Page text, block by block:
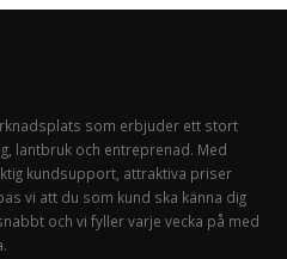
som erbjuder ett stort
lantbruk och entreprenad. Med
kundsupport, attraktiva priser
vi att du som kund ska känna dig
och vi fyller varje vecka på med